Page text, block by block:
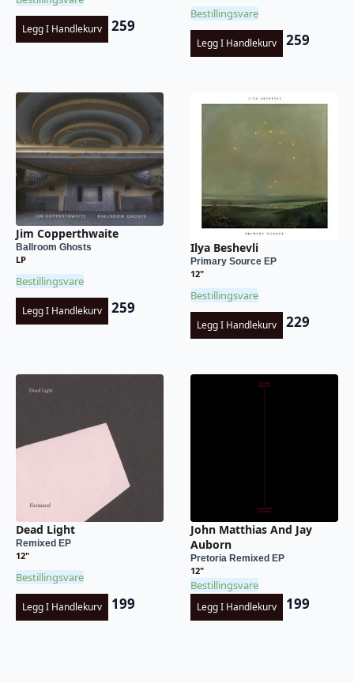
Legg I Handlekurv 259
Bestillingsvare
Legg I Handlekurv 259
Jim Copperthwaite
Ballroom Ghosts
LP
Bestillingsvare
Legg I Handlekurv 259
Ilya Beshevli
Primary Source EP
12"
Bestillingsvare
Legg I Handlekurv 229
Dead Light
Remixed EP
12"
Bestillingsvare
Legg I Handlekurv 199
John Matthias And Jay
Auborn
Pretoria Remixed EP
12"
Bestillingsvare
Legg I Handlekurv 199